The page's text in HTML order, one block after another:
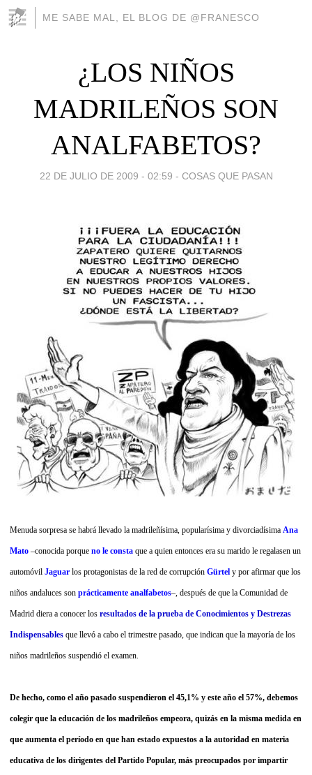
ME SABE MAL, EL BLOG DE @FRANESCO
¿LOS NIÑOS
MADRILEÑOS SON
ANALFABETOS?
22 DE JULIO DE 2009 - 02:59 - COSAS QUE PASAN
Menuda sorpresa se habrá llevado la madrileñísima, popularísima y divorciadísima Ana
Mato –conocida porque no le consta que a quien entonces era su marido le regalasen un
automóvil Jaguar los protagonistas de la red de corrupción Gürtel y por afirmar que los
niños andaluces son prácticamente analfabetos–, después de que la Comunidad de
Madrid diera a conocer los resultados de la prueba de Conocimientos y Destrezas
Indispensables que llevó a cabo el trimestre pasado, que indican que la mayoría de los
niños madrileños suspendió el examen.
De hecho, como el año pasado suspendieron el 45,1% y este año el 57%, debemos
colegir que la educación de los madrileños empeora, quizás en la misma medida en
que aumenta el período en que han estado expuestos a la autoridad en materia
educativa de los dirigentes del Partido Popular, más preocupados por impartir